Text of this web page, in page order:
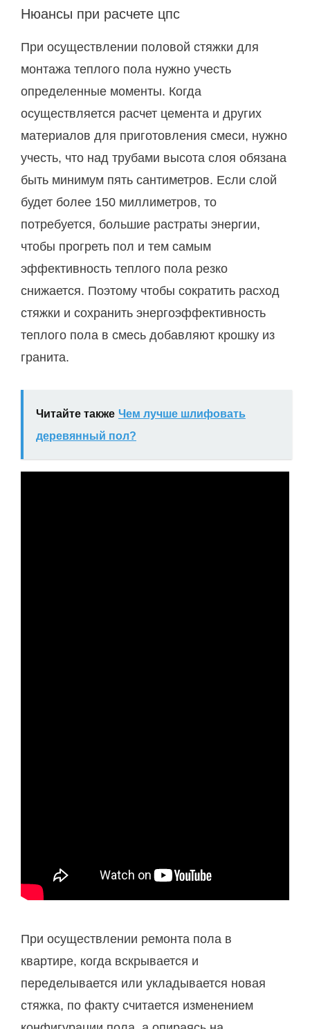
Нюансы при расчете цпс
При осуществлении половой стяжки для
монтажа теплого пола нужно учесть
определенные моменты. Когда
осуществляется расчет цемента и других
материалов для приготовления смеси, нужно
учесть, что над трубами высота слоя обязана
быть минимум пять сантиметров. Если слой
будет более 150 миллиметров, то
потребуется, большие растраты энергии,
чтобы прогреть пол и тем самым
эффективность теплого пола резко
снижается. Поэтому чтобы сократить расход
стяжки и сохранить энергоэффективность
теплого пола в смесь добавляют крошку из
гранита.
Читайте также Чем лучше шлифовать
деревянный пол?
При осуществлении ремонта пола в
квартире, когда вскрывается и
переделывается или укладывается новая
стяжка, по факту считается изменением